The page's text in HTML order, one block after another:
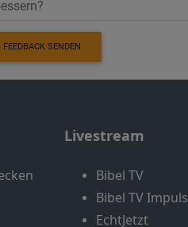
FEEDBACK SENDEN
Livestream
Bibel TV
Bibel TV Impuls
EchtJetzt